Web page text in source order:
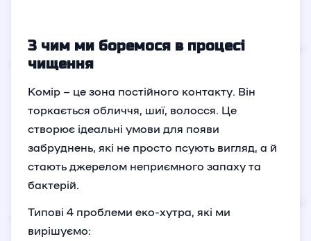
З чим ми боремося в процесі
чищення
Комір – це зона постійного контакту. Він
торкається обличчя, шиї, волосся. Це
створює ідеальні умови для появи
забруднень, які не просто псують вигляд, а й
стають джерелом неприємного запаху та
бактерій.
Типові 4 проблеми еко-хутра, які ми
вирішуємо: